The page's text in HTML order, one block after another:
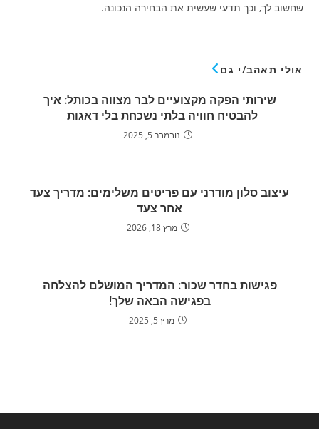
שחשוב לך, וכך תדעי שעשית את הבחירה הנכונה.
אולי תאהב/י גם
שירותי הפקה מקצועיים לבר מצווה בכותל: איך
להבטיח חוויה בלתי נשכחת בלי דאגות
נובמבר 5, 2025
עיצוב סלון מודרני עם פריטים משלימים: מדריך צעד
אחר צעד
מרץ 18, 2026
פגישות בחדר שכור: המדריך המושלם להצלחה
בפגישה הבאה שלך!
מרץ 5, 2025